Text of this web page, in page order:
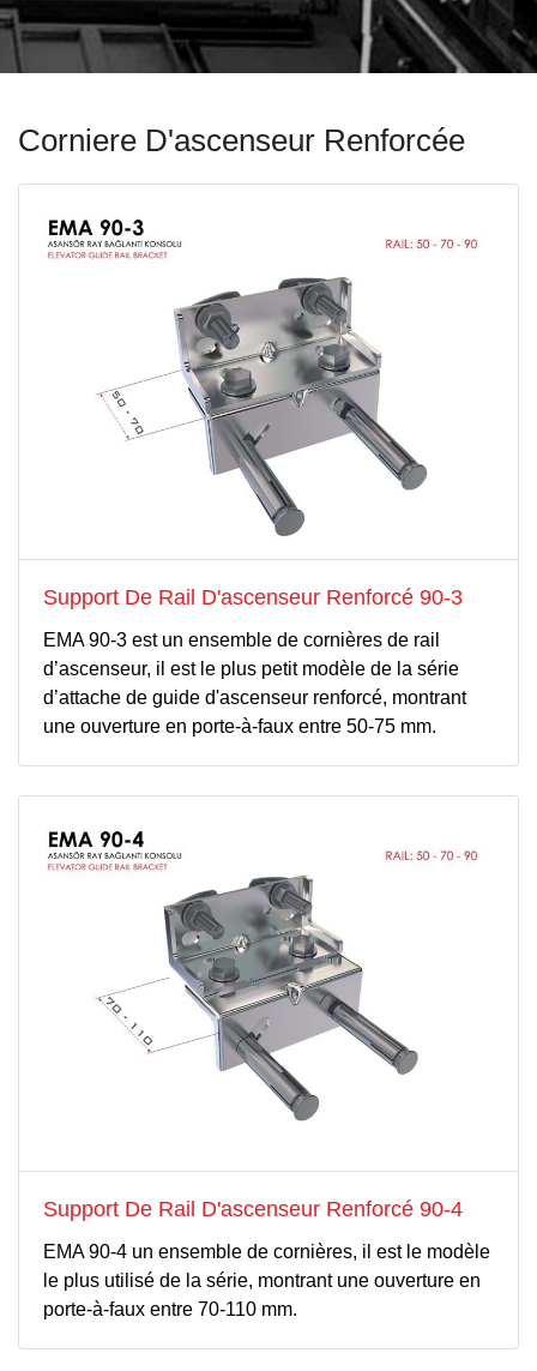
Corniere D'ascenseur Renforcée
Support De Rail D'ascenseur Renforcé 90-3
EMA 90-3 est un ensemble de cornières de rail
d’ascenseur, il est le plus petit modèle de la série
d’attache de guide d'ascenseur renforcé, montrant
une ouverture en porte-à-faux entre 50-75 mm.
Support De Rail D'ascenseur Renforcé 90-4
EMA 90-4 un ensemble de cornières, il est le modèle
le plus utilisé de la série, montrant une ouverture en
porte-à-faux entre 70-110 mm.